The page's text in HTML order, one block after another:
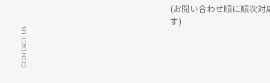
Contact us
(お問い合わせ順に順次対
す)